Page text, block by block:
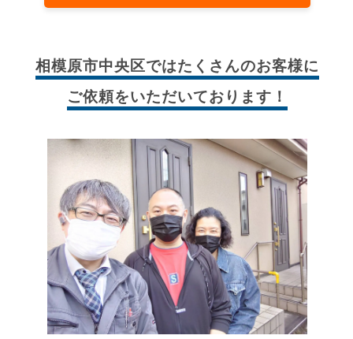
相模原市中央区ではたくさんのお客様に
ご依頼をいただいております！